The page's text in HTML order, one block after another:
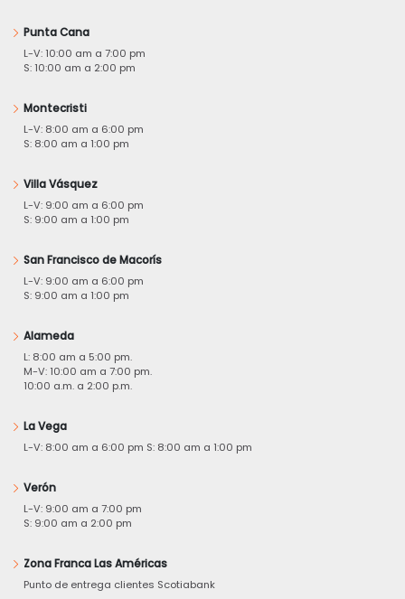
Punta Cana
L-V: 10:00 am a 7:00 pm
S: 10:00 am a 2:00 pm
Montecristi
L-V: 8:00 am a 6:00 pm
S: 8:00 am a 1:00 pm
Villa Vásquez
L-V: 9:00 am a 6:00 pm
S: 9:00 am a 1:00 pm
San Francisco de Macorís
L-V: 9:00 am a 6:00 pm
S: 9:00 am a 1:00 pm
Alameda
L: 8:00 am a 5:00 pm.
M-V: 10:00 am a 7:00 pm.
10:00 a.m. a 2:00 p.m.
La Vega
L-V: 8:00 am a 6:00 pm S: 8:00 am a 1:00 pm
Verón
L-V: 9:00 am a 7:00 pm
S: 9:00 am a 2:00 pm
Zona Franca Las Américas
Punto de entrega clientes Scotiabank